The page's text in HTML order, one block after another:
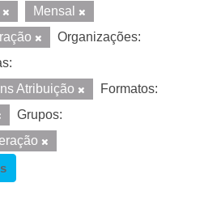
Mensal
Organizações:
Atribuição
Formatos:
Grupos: